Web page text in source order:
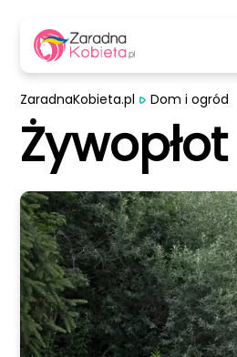
ZaradnaKobieta.pl Dom i ogród